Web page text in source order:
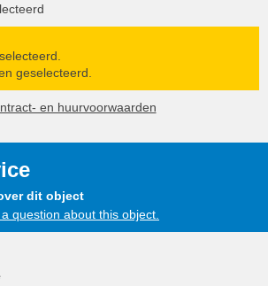
geselecteerd.
en huurvoorwaarden
dit object
question about this object.